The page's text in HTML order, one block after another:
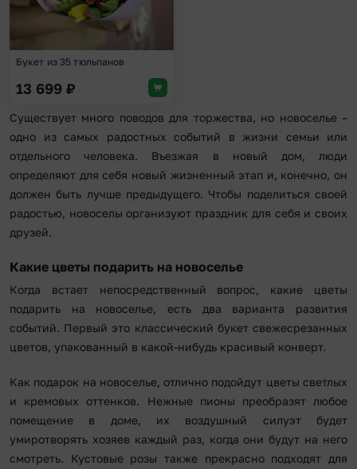
Букет из 35 тюльпанов
13 699 ₽
Существует много поводов для торжества, но новоселье –
одно из самых радостных событий в жизни семьи или
отдельного человека. Въезжая в новый дом, люди
определяют для себя новый жизненный этап и, конечно, он
должен быть лучше предыдущего. Чтобы поделиться своей
радостью, новоселы организуют праздник для себя и своих
друзей.
Какие цветы подарить на новоселье
Когда встает непосредственный вопрос, какие цветы
подарить на новоселье, есть два варианта развития
событий. Первый это классический букет свежесрезанных
цветов, упакованный в какой-нибудь красивый конверт.
Как подарок на новоселье, отлично подойдут цветы светлых
и кремовых оттенков. Нежные пионы преобразят любое
помещение в доме, их воздушный силуэт будет
умиротворять хозяев каждый раз, когда они будут на него
смотреть. Кустовые розы также прекрасно подходят для